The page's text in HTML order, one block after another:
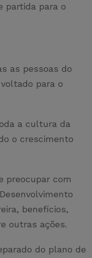
partida para o
as pessoas do
para o
a cultura da
o crescimento
preocupar com
benefícios,
outras ações.
do plano de